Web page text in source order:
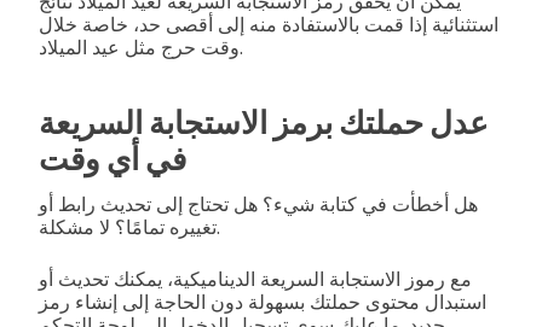
استثنائية إذا قمت بالاستفادة منه إلى أقصى حد، خاصة خلال
وقت حرج مثل عيد الميلاد.
عدل حملتك برمز الاستجابة السريعة
في أي وقت
هل أخطأت في كتابة شيء؟ هل تحتاج إلى تحديث رابط أو
تغييره تمامًا؟ لا مشكلة.
مع رموز الاستجابة السريعة الديناميكية، يمكنك تحديث أو
استبدال محتوى حملتك بسهولة دون الحاجة إلى إنشاء رمز